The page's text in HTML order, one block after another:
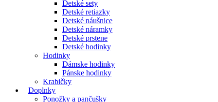
Detské sety
Detské retiazky
Detské náušnice
Detské náramky
Detské prstene
Detské hodinky
Hodinky
Dámske hodinky
Pánske hodinky
Krabičky
Doplnky
Ponožky a pančušky